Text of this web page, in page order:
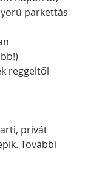
parkettás
reggeltől
privát
További